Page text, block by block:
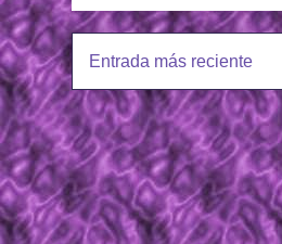
Entrada más reciente